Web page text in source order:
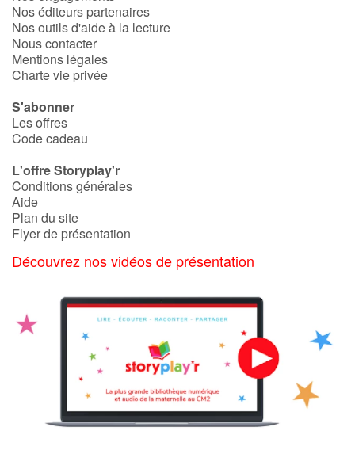
Nos éditeurs partenaires
Nos outils d'aide à la lecture
Nous contacter
Mentions légales
Charte vie privée
S'abonner
Les offres
Code cadeau
L'offre Storyplay'r
Conditions générales
Aide
Plan du site
Flyer de présentation
Découvrez nos vidéos de présentation